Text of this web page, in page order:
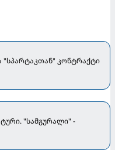
"სპარტაკთან" კონტრაქტი
"სამგურალი" -